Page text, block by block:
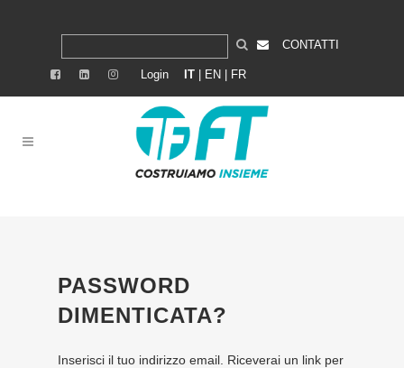
CONTATTI
Login IT EN FR
PASSWORD
DIMENTICATA?
Inserisci il tuo indirizzo email. Riceverai un link per